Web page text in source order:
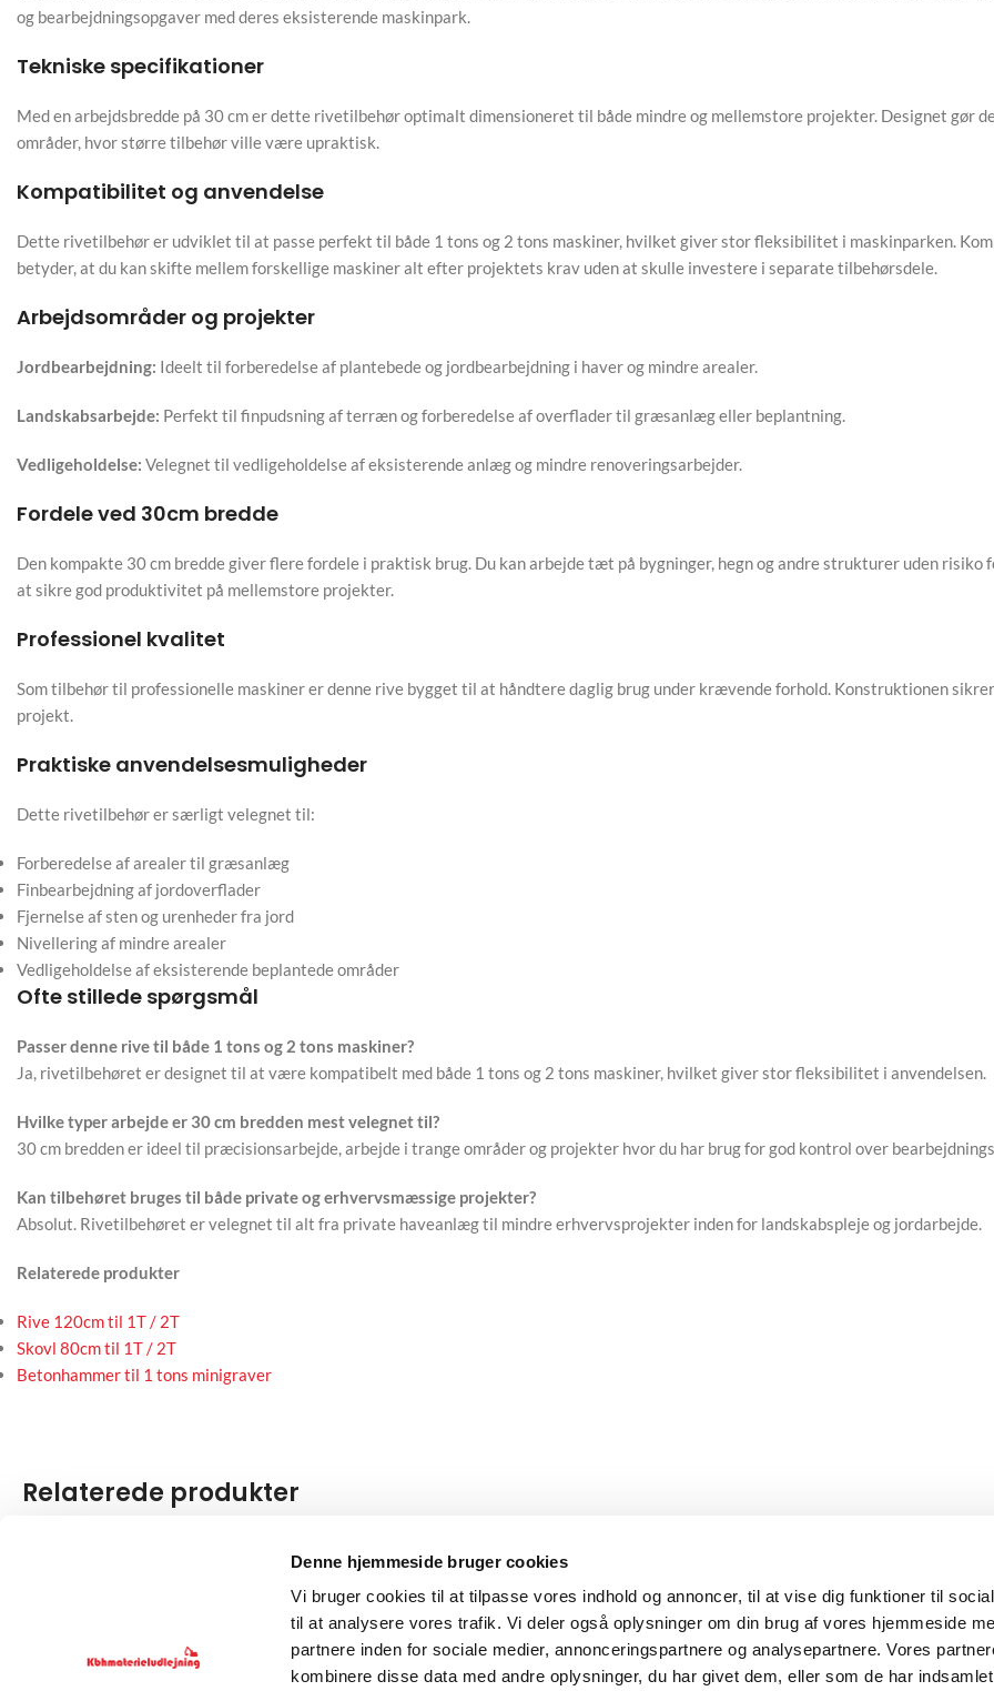
Denne hjemmeside bruger cookies
Vi bruger cookies til at tilpasse vores indhold og annoncer, til at vise dig funktioner til
til at analysere vores trafik. Vi deler også oplysninger om din brug af vores hjemmeside
partnere inden for sociale medier, annonceringspartnere og analysepartnere. Vores
kombinere disse data med andre oplysninger, du har givet dem, eller som de har
og bearbejdningsopgaver med deres eksisterende maskinpark.
Tekniske specifikationer
Med en arbejdsbredde på 30 cm er dette rivetilbehør optimalt dimensioneret til både mindre og mellemstore projekter. Designet gør
områder, hvor større tilbehør ville være upraktisk.
Kompatibilitet og anvendelse
Dette rivetilbehør er udviklet til at passe perfekt til både 1 tons og 2 tons maskiner, hvilket giver stor fleksibilitet i maskinparken.
betyder, at du kan skifte mellem forskellige maskiner alt efter projektets krav uden at skulle investere i separate tilbehørsdele.
Arbejdsområder og projekter
Jordbearbejdning: Ideelt til forberedelse af plantebede og jordbearbejdning i haver og mindre arealer.
Landskabsarbejde: Perfekt til finpudsning af terræn og forberedelse af overflader til græsanlæg eller beplantning.
Vedligeholdelse: Velegnet til vedligeholdelse af eksisterende anlæg og mindre renoveringsarbejder.
Fordele ved 30cm bredde
Den kompakte 30 cm bredde giver flere fordele i praktisk brug. Du kan arbejde tæt på bygninger, hegn og andre strukturer uden
at sikre god produktivitet på mellemstore projekter.
Professionel kvalitet
Som tilbehør til professionelle maskiner er denne rive bygget til at håndtere daglig brug under krævende forhold. Konstruktionen
projekt.
Praktiske anvendelsesmuligheder
Dette rivetilbehør er særligt velegnet til:
Forberedelse af arealer til græsanlæg
Finbearbejdning af jordoverflader
Fjernelse af sten og urenheder fra jord
Nivellering af mindre arealer
Vedligeholdelse af eksisterende beplantede områder
Ofte stillede spørgsmål
Passer denne rive til både 1 tons og 2 tons maskiner?
Ja, rivetilbehøret er designet til at være kompatibelt med både 1 tons og 2 tons maskiner, hvilket giver stor fleksibilitet i anvendelsen.
Hvilke typer arbejde er 30 cm bredden mest velegnet til?
30 cm bredden er ideel til præcisionsarbejde, arbejde i trange områder og projekter hvor du har brug for god kontrol over
Kan tilbehøret bruges til både private og erhvervsmæssige projekter?
Absolut. Rivetilbehøret er velegnet til alt fra private haveanlæg til mindre erhvervsprojekter inden for landskabspleje og jordarbejde.
Relaterede produkter
Rive 120cm til 1T / 2T
Skovl 80cm til 1T / 2T
Betonhammer til 1 tons minigraver
Relaterede produkter
Hydraulikhammer
(ekskl. moms)/ dag
Kipskovl 100cm til 2T
Tilbehør til 2 tons
176,00kr. (ekskl. moms) / dag
Tilbehør til 1 tons,Tilbehør til 2 tons
80,00kr. (ekskl. moms)/ dag